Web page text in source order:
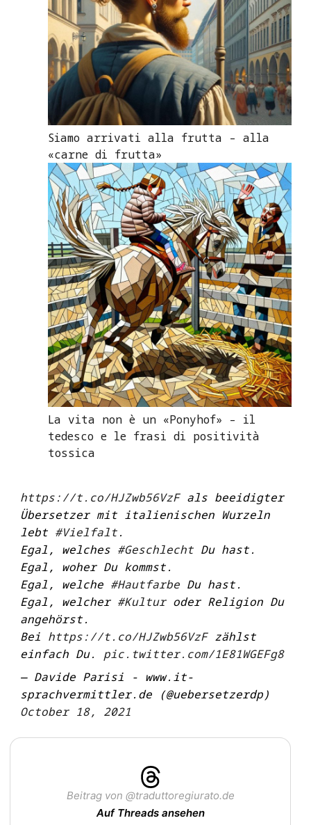
Siamo arrivati alla frutta – alla
«carne di frutta»
La vita non è un «Ponyhof» – il
tedesco e le frasi di positività
tossica
https://t.co/HJZwb56VzFals beeidigter
Übersetzer mit italienischen Wurzeln
lebt #Vielfalt.
Egal, welches #Geschlecht Du hast.
Egal, woher Du kommst.
Egal, welche #Hautfarbe Du hast.
Egal, welcher #Kulturoder Religion Du
angehörst.
Bei https://t.co/HJZwb56VzFzählst
einfach Du. pic.twitter.com/1E81WGEFg8
— Davide Parisi - www.it-
sprachvermittler.de (@uebersetzerdp)
October 18, 2021
Beitrag von @traduttoregiurato.de
Auf Threads ansehen